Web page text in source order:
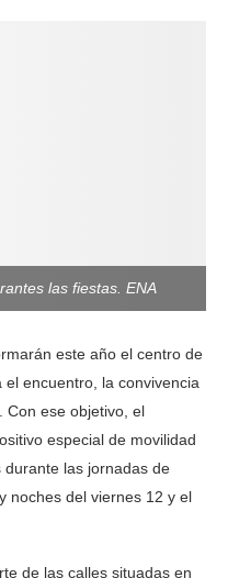
las fiestas. ENA
este año el centro de
encuentro, la convivencia
Con ese objetivo, el
especial de movilidad
las jornadas de
noches del viernes 12 y el
de las calles situadas en